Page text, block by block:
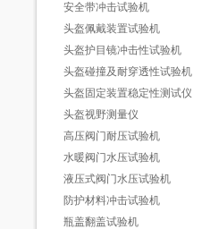
安全带冲击试验机
头盔佩戴装置试验机
头盔护目镜冲击性试验机
头盔碰撞及耐穿透性试验机
头盔固定装置稳定性测试仪
头盔视野测量仪
高压阀门耐压试验机
水暖阀门水压试验机
液压式阀门水压试验机
防护材料冲击试验机
瓶盖翻盖试验机